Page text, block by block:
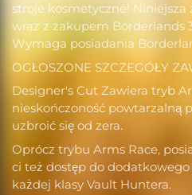
stroje kosmetyczne! Niniejsza
wraz z zakupem Borderlands
Wymaga posiadania
OGŁOSZONE SZCZEGÓŁY
Designer's Cut Zawiera tryb
nieskończoność powtarzalną
uzbroić się od zera.
Oprócz trybu Arms Race,
ci też dostęp do
każdej klasy Vault Huntera.